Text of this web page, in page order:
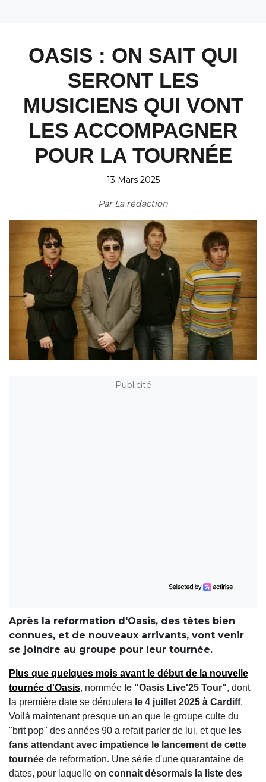
OASIS : ON SAIT QUI
SERONT LES
MUSICIENS QUI VONT
LES ACCOMPAGNER
POUR LA TOURNÉE
13 Mars 2025
Par La rédaction
Publicité
Après la reformation d'Oasis, des têtes bien
connues, et de nouveaux arrivants, vont venir
se joindre au groupe pour leur tournée.
Plus que quelques mois avant le début de la nouvelle
tournée d'Oasis, nommée le "Oasis Live'25 Tour", dont
la première date se déroulera le 4 juillet 2025 à Cardiff.
Voilà maintenant presque un an que le groupe culte du
"brit pop" des années 90 a refait parler de lui, et que les
fans attendant avec impatience le lancement de cette
tournée de reformation. Une série d'une quarantaine de
dates, pour laquelle on connait désormais la liste des